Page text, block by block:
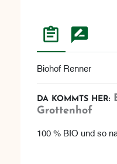
Biohof Renner
DA KOMMTS HER:
Grottenhof
100 % BIO und so